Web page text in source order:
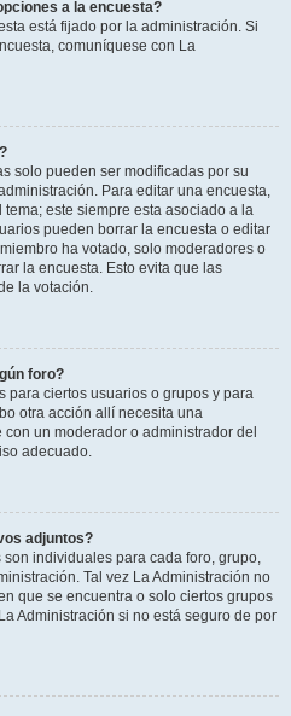
a la encuesta?
está fijado por la administración. Si
comuníquese con La
solo pueden ser modificadas por su
Para editar una encuesta,
este siempre esta asociado a la
pueden borrar la encuesta o editar
ha votado, solo moderadores o
la encuesta. Esto evita que las
la votación.
foro?
para ciertos usuarios o grupos y para
otra acción allí necesita una
un moderador o administrador del
adecuado.
adjuntos?
individuales para cada foro, grupo,
Tal vez La Administración no
que se encuentra o solo ciertos grupos
Administración si no está seguro de por